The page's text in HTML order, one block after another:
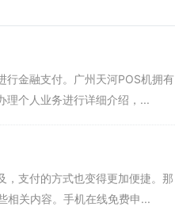
行金融支付。广州天河POS机拥有
理个人业务进行详细介绍，...
，支付的方式也变得更加便捷。那
相关内容。手机在线免费申...